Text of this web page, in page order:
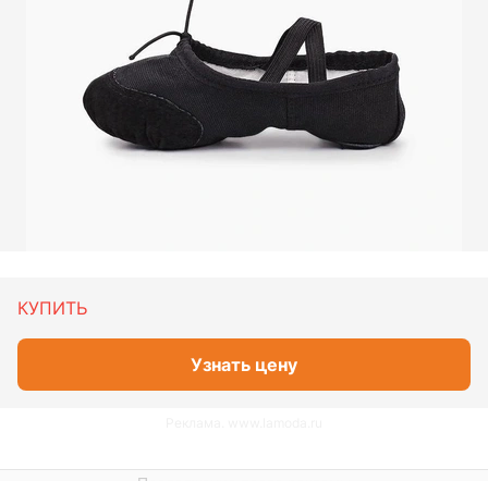
КУПИТЬ
Узнать цену